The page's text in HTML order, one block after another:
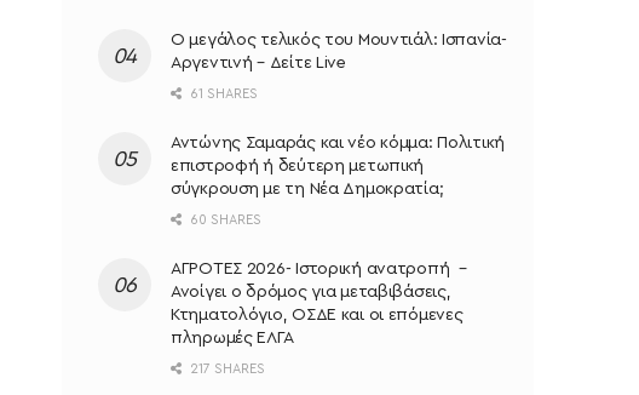
Ο μεγάλος τελικός του Μουντιάλ: Ισπανία-
Αργεντινή – Δείτε Live
61 SHARES
Αντώνης Σαμαράς και νέο κόμμα: Πολιτική
επιστροφή ή δεύτερη μετωπική
σύγκρουση με τη Νέα Δημοκρατία;
60 SHARES
ΑΓΡΟΤΕΣ 2026- Ιστορική ανατροπή –
Ανοίγει ο δρόμος για μεταβιβάσεις,
Κτηματολόγιο, ΟΣΔΕ και οι επόμενες
πληρωμές ΕΛΓΑ
217 SHARES